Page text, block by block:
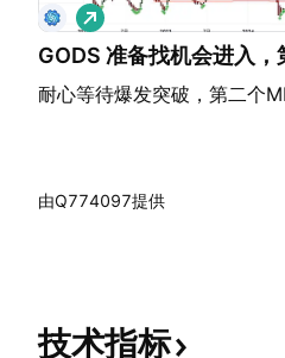
GODS 准备找机会进入
耐心等待爆发突破，第二个
做
多
由Q774097提供
技术指标